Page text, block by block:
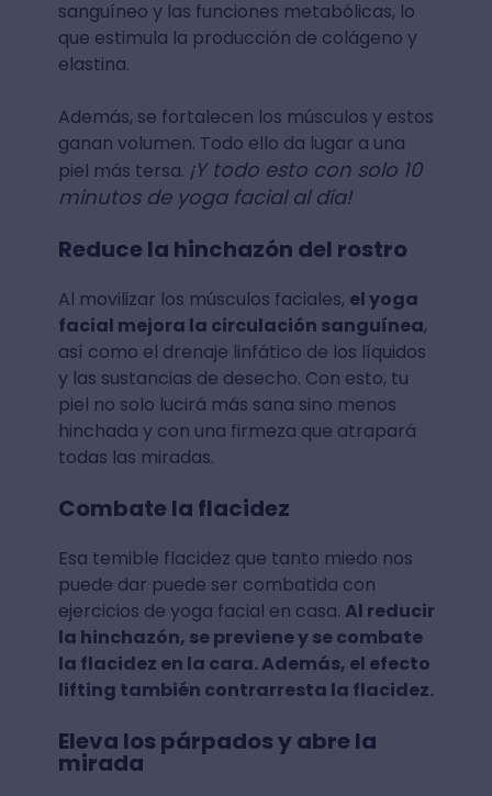
sanguíneo y las funciones metabólicas, lo
que estimula la producción de colágeno y
elastina.
Además, se fortalecen los músculos y estos
ganan volumen. Todo ello da lugar a una
piel más tersa. ¡Y todo esto con solo 10
minutos de yoga facial al día!
Reduce la hinchazón del rostro
Al movilizar los músculos faciales, el yoga
facial mejora la circulación sanguínea,
así como el drenaje linfático de los líquidos
y las sustancias de desecho. Con esto, tu
piel no solo lucirá más sana sino menos
hinchada y con una firmeza que atrapará
todas las miradas.
Combate la flacidez
Esa temible flacidez que tanto miedo nos
puede dar puede ser combatida con
ejercicios de yoga facial en casa. Al reducir
la hinchazón, se previene y se combate
la flacidez en la cara. Además, el efecto
lifting también contrarresta la flacidez.
Eleva los párpados y abre la
mirada